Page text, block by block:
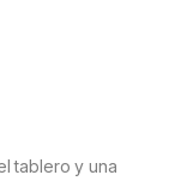
tablero y una